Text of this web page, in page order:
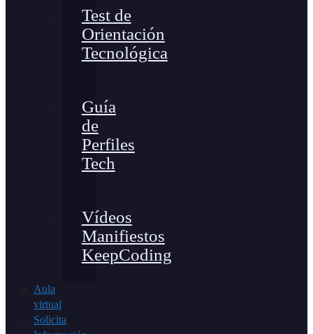
Test de
Orientación
Tecnológica
Guía
de
Perfiles
Tech
Vídeos
Manifiestos
KeepCoding
Aula
virtual
Solicita